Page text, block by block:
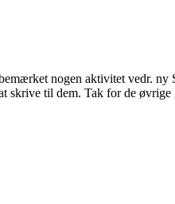
nogen aktivitet vedr. ny
skrive til dem. Tak for de